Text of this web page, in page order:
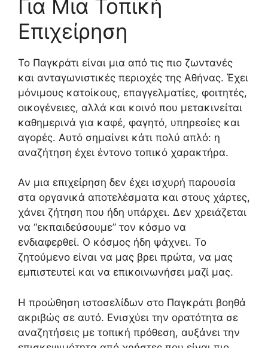
Για Μια Τοπική
Επιχείρηση
Το Παγκράτι είναι μια από τις πιο ζωντανές
και ανταγωνιστικές περιοχές της Αθήνας. Έχει
μόνιμους κατοίκους, επαγγελματίες, φοιτητές,
οικογένειες, αλλά και κοινό που μετακινείται
καθημερινά για καφέ, φαγητό, υπηρεσίες και
αγορές. Αυτό σημαίνει κάτι πολύ απλό: η
αναζήτηση έχει έντονο τοπικό χαρακτήρα.
Αν μια επιχείρηση δεν έχει ισχυρή παρουσία
στα οργανικά αποτελέσματα και στους χάρτες,
χάνει ζήτηση που ήδη υπάρχει. Δεν χρειάζεται
να “εκπαιδεύσουμε” τον κόσμο να
ενδιαφερθεί. Ο κόσμος ήδη ψάχνει. Το
ζητούμενο είναι να μας βρει πρώτα, να μας
εμπιστευτεί και να επικοινωνήσει μαζί μας.
Η προώθηση ιστοσελίδων στο Παγκράτι βοηθά
ακριβώς σε αυτό. Ενισχύει την ορατότητα σε
αναζητήσεις με τοπική πρόθεση, αυξάνει την